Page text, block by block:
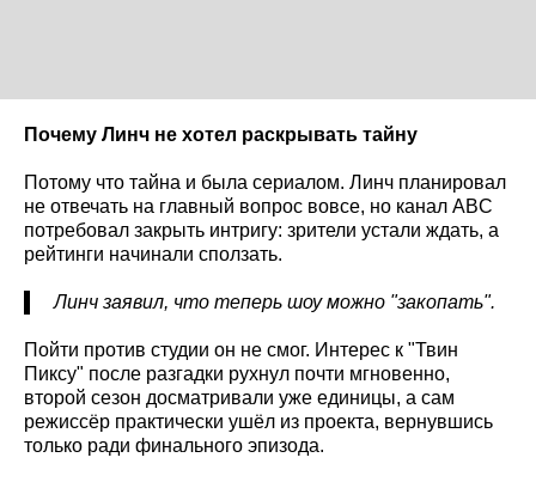
Почему Линч не хотел раскрывать тайну
Потому что тайна и была сериалом. Линч планировал
не отвечать на главный вопрос вовсе, но канал ABC
потребовал закрыть интригу: зрители устали ждать, а
рейтинги начинали сползать.
Линч заявил, что теперь шоу можно "закопать".
Пойти против студии он не смог. Интерес к "Твин
Пиксу" после разгадки рухнул почти мгновенно,
второй сезон досматривали уже единицы, а сам
режиссёр практически ушёл из проекта, вернувшись
только ради финального эпизода.